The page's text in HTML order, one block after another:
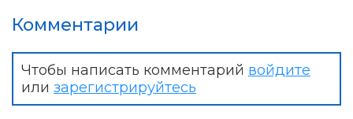
Комментарии
Чтобы написать комментарий войдите
или зарегистрируйтесь